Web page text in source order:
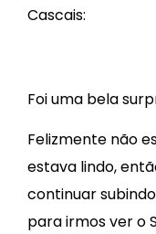
Cascais:
Foi uma bela
Felizmente não
estava lindo,
continuar
para irmos ver o